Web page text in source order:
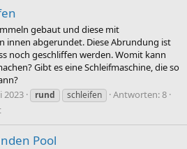
gebaut und diese mit
innen abgerundet. Diese Abrundung ist
noch geschliffen werden. Womit kann
Gibt es eine Schleifmaschine, die so
2023 rund schleifen
Antworten: 8
Pool